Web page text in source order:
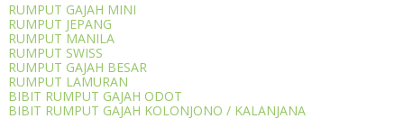
RUMPUT GAJAH MINI
RUMPUT JEPANG
RUMPUT MANILA
RUMPUT SWISS
RUMPUT GAJAH BESAR
RUMPUT LAMURAN
BIBIT RUMPUT GAJAH ODOT
BIBIT RUMPUT GAJAH KOLONJONO / KALANJANA